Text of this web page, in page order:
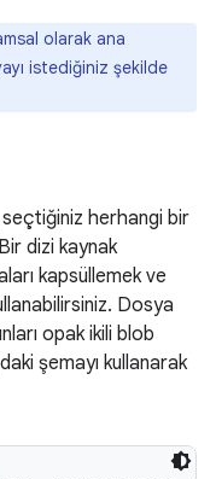
olarak ana
istediğiniz şekilde
seçtiğiniz herhangi bir
dizi kaynak
kapsüllemek ve
Dosya
opak ikili blob
şemayı kullanarak